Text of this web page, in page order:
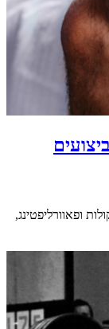
ופאוורליפטינג,